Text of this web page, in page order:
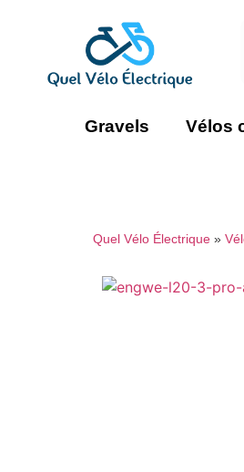
Gravels Vélos
Quel Vélo Électrique »